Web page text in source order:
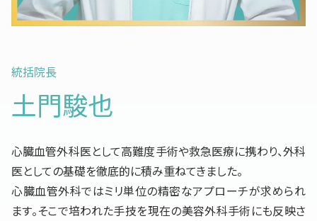
統括院長
土門駿也
心臓血管外科医として高難度手術や救急医療に携わり、外科
医としての基礎を徹底的に積み重ねてきました。
心臓血管外科ではミリ単位の精密なアプローチが求められ
ます。そこで培われた手技を現在の美容外科手術にも反映さ